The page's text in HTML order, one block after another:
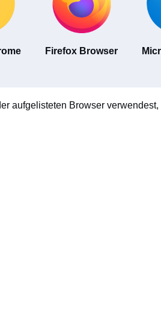
Firefox Browser
aufgelisteten Browser